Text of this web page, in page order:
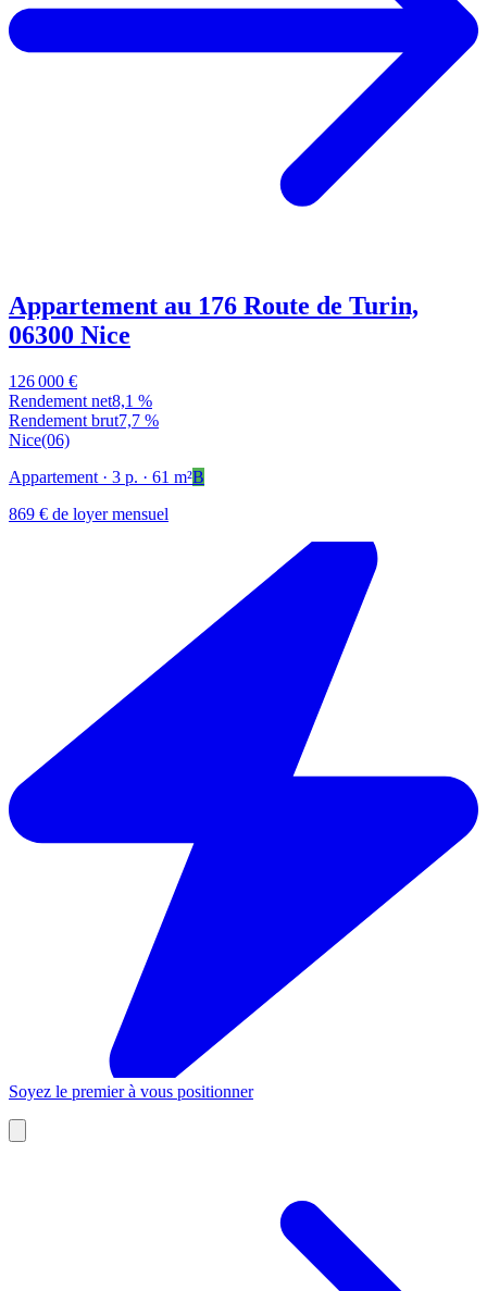
Appartement au 176 Route de Turin,
06300 Nice
126 000 €
Rendement net8,1 %
Rendement brut7,7 %
Nice(06)
Appartement · 3 p. · 61 m²B
869 € de loyer mensuel
Soyez le premier à vous positionner